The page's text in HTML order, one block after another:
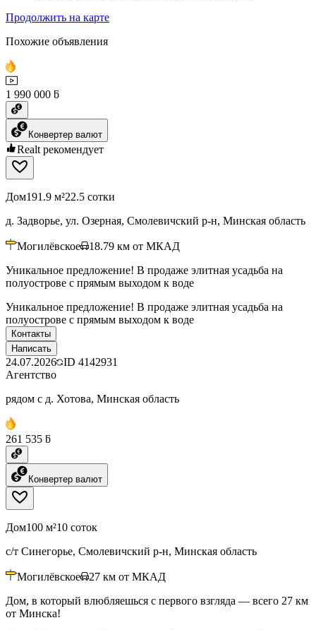
Продолжить на карте
Похожие объявления
1 990 000 ƃ
Конвертер валют
Realt рекомендует
Дом191.9 м²22.5 сотки
д. Задворье, ул. Озерная, Смолевичский р-н, Минская область
Могилёвское 18.79 км от МКАД
Уникальное предложение! В продаже элитная усадьба на
полуострове с прямым выходом к воде
Уникальное предложение! В продаже элитная усадьба на
полуострове с прямым выходом к воде
Контакты
Написать
24.07.2026 ID 4142931
Агентство
рядом с д. Хотова, Минская область
261 535 ƃ
Конвертер валют
Дом100 м²10 соток
с/т Синегорье, Смолевичский р-н, Минская область
Могилёвское 27 км от МКАД
Дом, в который влюбляешься с первого взгляда — всего 27 км
от Минска!